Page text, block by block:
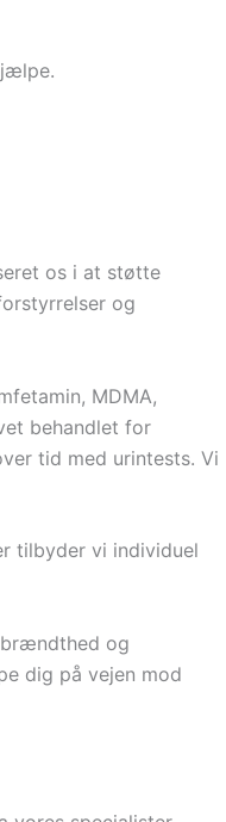
os i at støtte
og
MDMA,
behandlet for
tid med urintests. Vi
tilbyder vi individuel
og
dig på vejen mod